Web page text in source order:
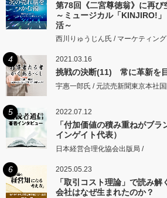
第78回《二宮尊徳翁》に再び
～ミュージカル「KINJIRO!
活～
西川りゅうじん氏 / マーケティン
4 2021.03.16
挑戦の決断(11) 常に革新を
宇惠一郎氏 / 元読売新聞東京本社
5 2022.07.12
「付加価値の積み重ねがブ
インゲイト代表）
日本経営合理化協会出版局 /
6 2025.05.23
「取引コスト理論」で読み
会社はなぜ生まれたのか？